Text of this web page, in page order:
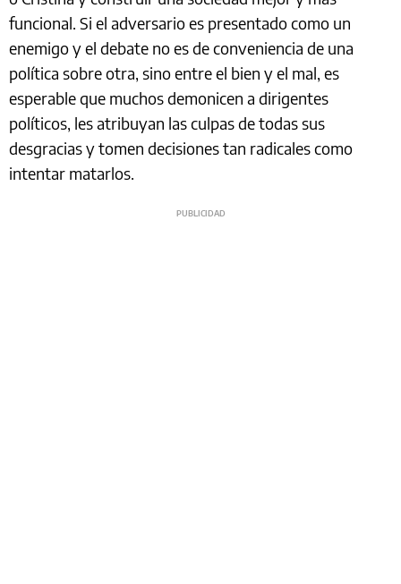
funcional. Si el adversario es presentado como un
enemigo y el debate no es de conveniencia de una
política sobre otra, sino entre el bien y el mal, es
esperable que muchos demonicen a dirigentes
políticos, les atribuyan las culpas de todas sus
desgracias y tomen decisiones tan radicales como
intentar matarlos.